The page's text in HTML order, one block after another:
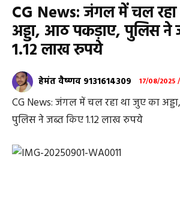
CG News: जंगल में चल
अड्डा, आठ पकड़ाए, पुलिस ने
1.12 लाख रुपये
हेमंत वैष्णव 9131614309 17/08/2025
CG News: जंगल में चल रहा था जुए का
पुलिस ने जब्त किए 1.12 लाख रुपये